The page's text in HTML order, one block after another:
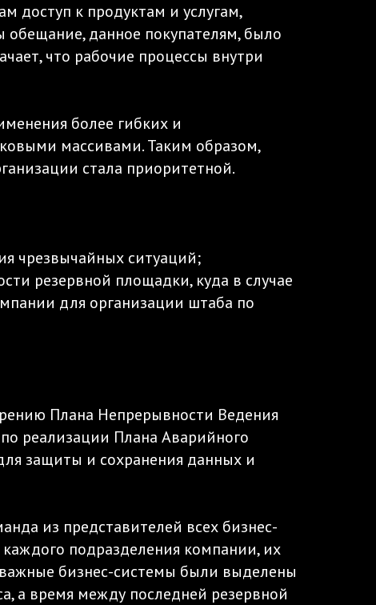
доступ к продуктам и услугам,
данное покупателям, было
что рабочие процессы внутри
более гибких и
массивами. Таким образом,
стала приоритетной.
чрезвычайных ситуаций;
резервной площадки, куда в случае
для организации штаба по
Плана Непрерывности Ведения
реализации Плана Аварийного
защиты и сохранения данных и
из представителей всех бизнес-
каждого подразделения компании, их
бизнес-системы были выделены
а время между последней резервной